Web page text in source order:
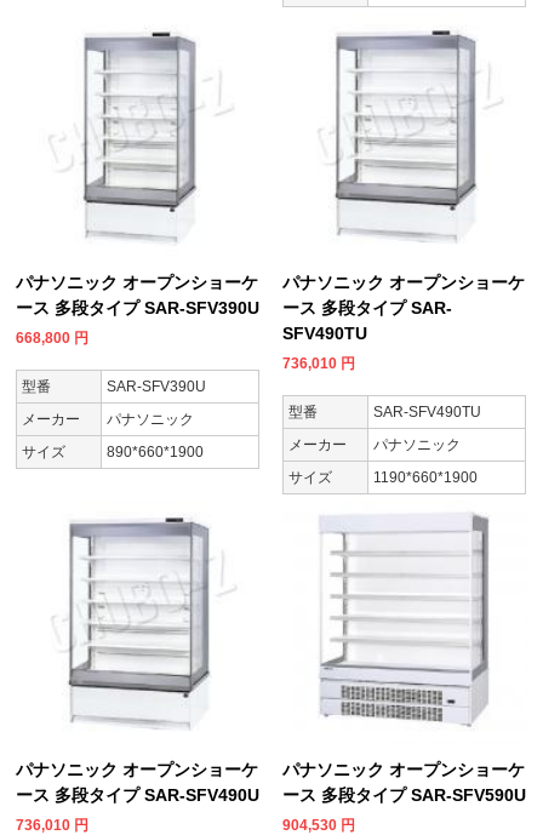
パナソニック オープンショーケ
ース 多段タイプ SAR-SFV390U
668,800 円
型番
SAR-SFV390U
メーカー
パナソニック
サイズ
890*660*1900
パナソニック オープンショーケ
ース 多段タイプ SAR-
SFV490TU
736,010 円
型番
SAR-SFV490TU
メーカー
パナソニック
サイズ
1190*660*1900
パナソニック オープンショーケ
ース 多段タイプ SAR-SFV490U
736,010 円
パナソニック オープンショーケ
ース 多段タイプ SAR-SFV590U
904,530 円